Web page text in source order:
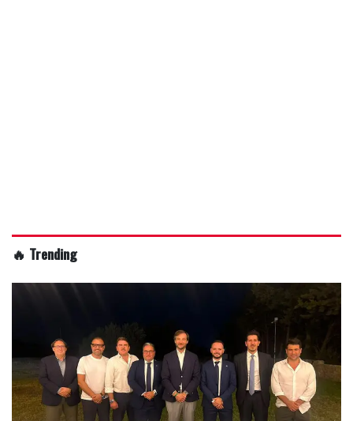
🔥 Trending